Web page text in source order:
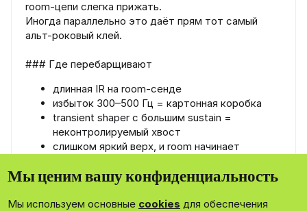
room-цепи слегка прижать.
Иногда параллельно это даёт прям тот самый
альт-роковый клей.
### Где перебарщивают
длинная IR на room-сенде
избыток 300–500 Гц = картонная коробка
transient shaper с большим sustain =
неконтролируемый хвост
слишком яркий верх, и room начинает
### Safe-старт
Мы ценим вашу конфиденциальность
Мы используем основные cookies для обеспечения